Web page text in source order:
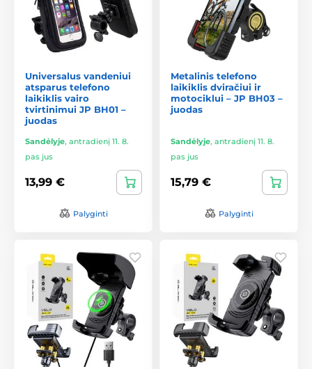
Universalus vandeniui
atsparus telefono
laikiklis vairo
tvirtinimui JP BH01 –
juodas
Sandėlyje, antradienį 11. 8.
pas jus
13,99 €
Palyginti
Metalinis telefono
laikiklis dviračiui ir
motociklui – JP BH03 –
juodas
Sandėlyje, antradienį 11. 8.
pas jus
15,79 €
Palyginti